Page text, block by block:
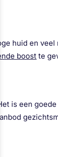
huid en
boost te
is een